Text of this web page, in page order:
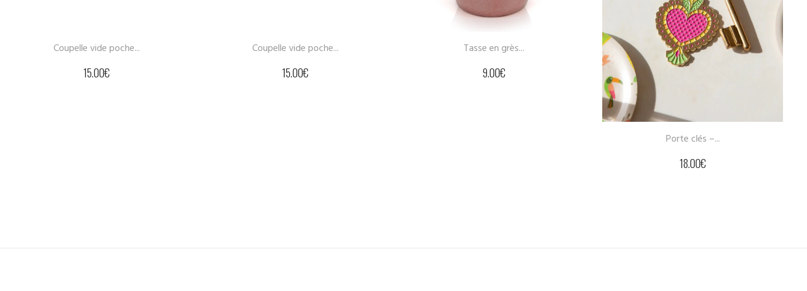
Coupelle vide poche...
15.00€
Tasse en grès...
9.00€